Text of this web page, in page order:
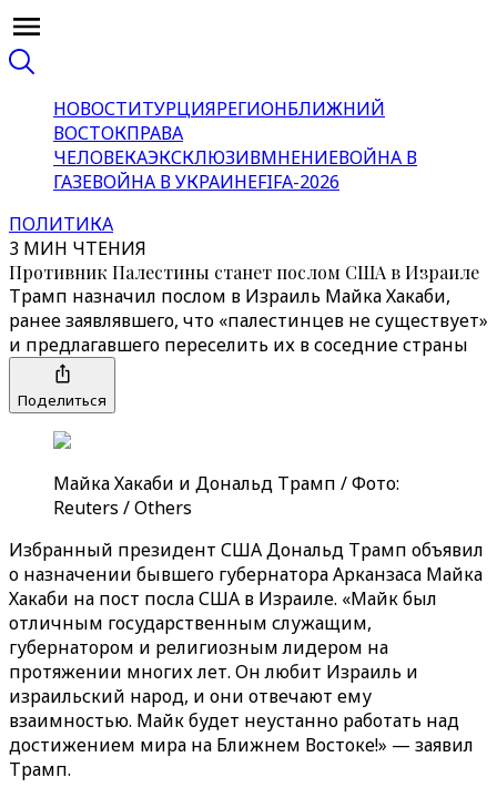
НОВОСТИТУРЦИЯРЕГИОНБЛИЖНИЙ
ВОСТОКПРАВА
ЧЕЛОВЕКАЭКСКЛЮЗИВМНЕНИЕВОЙНА В
ГАЗЕВОЙНА В УКРАИНЕFIFA-2026
ПОЛИТИКА
3 МИН ЧТЕНИЯ
Противник Палестины станет послом США в Израиле
Трамп назначил послом в Израиль Майка Хакаби,
ранее заявлявшего, что «палестинцев не существует»
и предлагавшего переселить их в соседние страны
Поделиться
Майка Хакаби и Дональд Трамп / Фото:
Reuters / Others
Избранный президент США Дональд Трамп объявил
о назначении бывшего губернатора Арканзаса Майка
Хакаби на пост посла США в Израиле. «Майк был
отличным государственным служащим,
губернатором и религиозным лидером на
протяжении многих лет. Он любит Израиль и
израильский народ, и они отвечают ему
взаимностью. Майк будет неустанно работать над
достижением мира на Ближнем Востоке!» — заявил
Трамп.